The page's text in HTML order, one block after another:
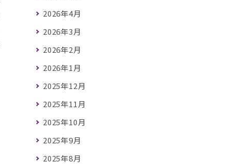
2026年4月
2026年3月
2026年2月
2026年1月
2025年12月
2025年11月
2025年10月
2025年9月
2025年8月